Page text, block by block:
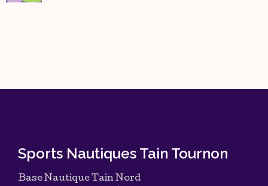
Sports Nautiques Tain Tournon
Base Nautique Tain Nord